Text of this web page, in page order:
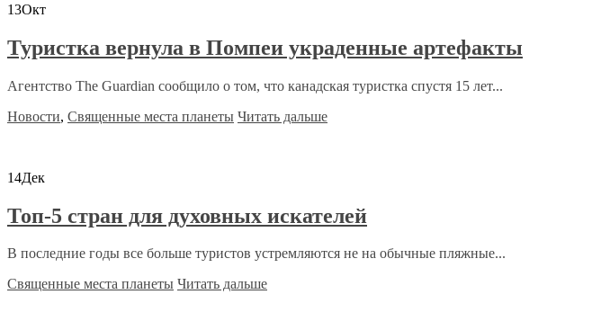
13Окт
Туристка вернула в Помпеи украденные артефакты
Агентство The Guardian сообщило о том, что канадская туристка спустя 15 лет...
Новости, Священные места планеты Читать дальше
14Дек
Топ-5 стран для духовных искателей
В последние годы все больше туристов устремляются не на обычные пляжные...
Священные места планеты Читать дальше